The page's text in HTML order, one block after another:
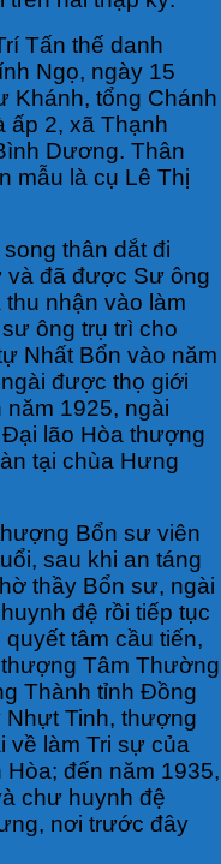
Tấn thế danh
Ngọ, ngày 15
Khánh, tổng Chánh
ấp 2, xã Thạnh
Dương. Thân
mẫu là cụ Lê Thị
thân dắt đi
và đã được Sư ông
nhận vào làm
ông trụ trì cho
Nhất Bổn vào năm
được thọ giới
1925, ngài
lão Hòa thượng
tại chùa Hưng
Bổn sư viên
sau khi an táng
thầy Bổn sư, ngài
đệ rồi tiếp tục
tâm cầu tiến,
Tâm Thường
Thành tỉnh Đồng
Nhựt Tinh, thượng
về làm Tri sự của
đến năm 1935,
chư huynh đệ
nơi trước đây